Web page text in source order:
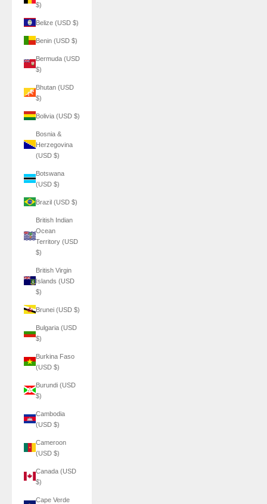
$)
Belize (USD $)
Benin (USD $)
Bermuda (USD
$)
Bhutan (USD
$)
Bolivia (USD $)
Bosnia &
Herzegovina
(USD $)
Botswana
(USD $)
Brazil (USD $)
British Indian
Ocean
Territory (USD
$)
British Virgin
Islands (USD
$)
Brunei (USD $)
Bulgaria (USD
$)
Burkina Faso
(USD $)
Burundi (USD
$)
Cambodia
(USD $)
Cameroon
(USD $)
Canada (USD
$)
Cape Verde